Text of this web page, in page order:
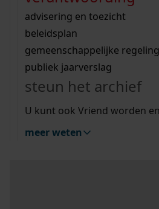
bouwvergunningen
omgevingsvergunningen
vergunningen
beeld en geluid
uitleg nodig?
Wij helpen u op weg met een
bekijk alle zoektips
Wij helpen u op weg met een
bekijk alle zoektips
bekijk ons
advisering en toezicht
beleidsplan
gemeenschappelijke regeling
publiek jaarverslag
steun het archief
U kunt ook Vriend worden
meer weten
zoektips
Mijn Studiezaal (inloggen)